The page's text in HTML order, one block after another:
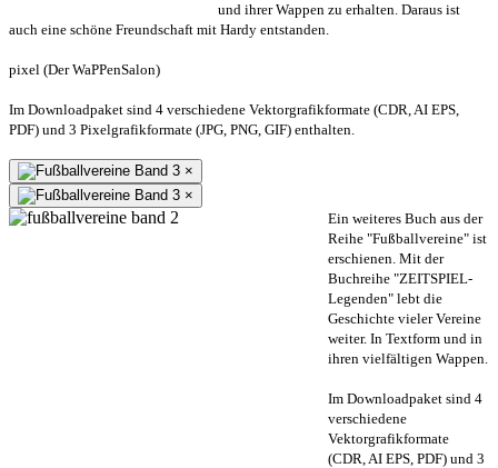
und ihrer Wappen zu erhalten. Daraus ist
auch eine schöne Freundschaft mit Hardy entstanden.
pixel (Der WaPPenSalon)
Im Downloadpaket sind 4 verschiedene Vektorgrafikformate (CDR, AI EPS,
PDF) und 3 Pixelgrafikformate (JPG, PNG, GIF) enthalten.
×
×
Ein weiteres Buch aus der
Reihe "Fußballvereine" ist
erschienen. Mit der
Buchreihe "ZEITSPIEL-
Legenden" lebt die
Geschichte vieler Vereine
weiter. In Textform und in
ihren vielfältigen Wappen.
Im Downloadpaket sind 4
verschiedene
Vektorgrafikformate
(CDR, AI EPS, PDF) und 3